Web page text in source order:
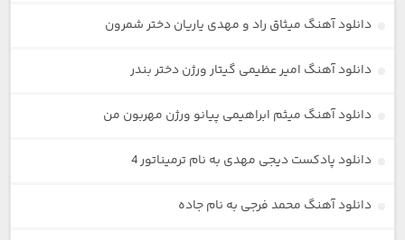
دانلود آهنگ میثاق راد و مهدی یاریان دختر شمرون
دانلود آهنگ امیر عظیمی گیتار ورژن دختر بندر
دانلود آهنگ میثم ابراهیمی پیانو ورژن مهربون من
دانلود پادکست دیجی مهدی به نام ترمیناتور 4
دانلود آهنگ محمد فرجی به نام جاده